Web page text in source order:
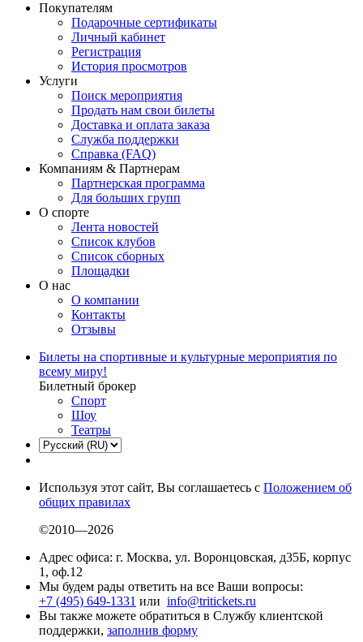
Покупателям
Подарочные сертификаты
Личный кабинет
Регистрация
История просмотров
Услуги
Поиск мероприятия
Продать нам свои билеты
Доставка и оплата заказа
Служба поддержки
Справка (FAQ)
Компаниям & Партнерам
Партнерская программа
Для больших групп
О спорте
Лента новостей
Список клубов
Список сборных
Площадки
О нас
О компании
Контакты
Отзывы
Билеты на спортивные и культурные мероприятия по
всему миру!
Билетный брокер
Спорт
Шоу
Театры
Используя этот сайт, Вы соглашаетесь с Положением об
общих правилах
©2010—2026
Адрес офиса: г. Москва, ул. Воронцовская, д35Б, корпус
1, оф.12
Мы будем рады ответить на все Ваши вопросы:
+7 (495) 649-1331 или info@tritickets.ru
Вы также можете обратиться в Службу клиентской
поддержки, заполнив форму